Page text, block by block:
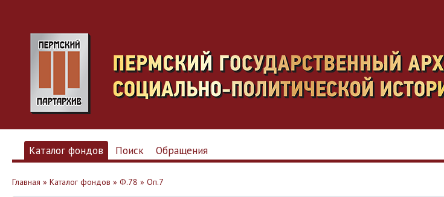
Каталог фондов Поиск Обращения
Главная » Каталог фондов » Ф.78 » Оп.7